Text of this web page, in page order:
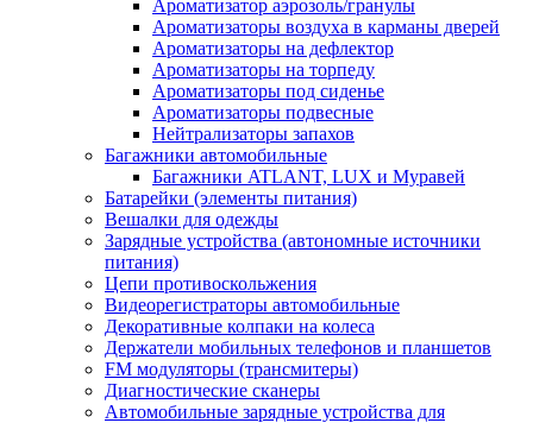
Ароматизатор аэрозоль/гранулы
Ароматизаторы воздуха в карманы дверей
Ароматизаторы на дефлектор
Ароматизаторы на торпеду
Ароматизаторы под сиденье
Ароматизаторы подвесные
Нейтрализаторы запахов
Багажники автомобильные
Багажники ATLANT, LUX и Муравей
Батарейки (элементы питания)
Вешалки для одежды
Зарядные устройства (автономные источники
питания)
Цепи противоскольжения
Видеорегистраторы автомобильные
Декоративные колпаки на колеса
Держатели мобильных телефонов и планшетов
FM модуляторы (трансмитеры)
Диагностические сканеры
Автомобильные зарядные устройства для